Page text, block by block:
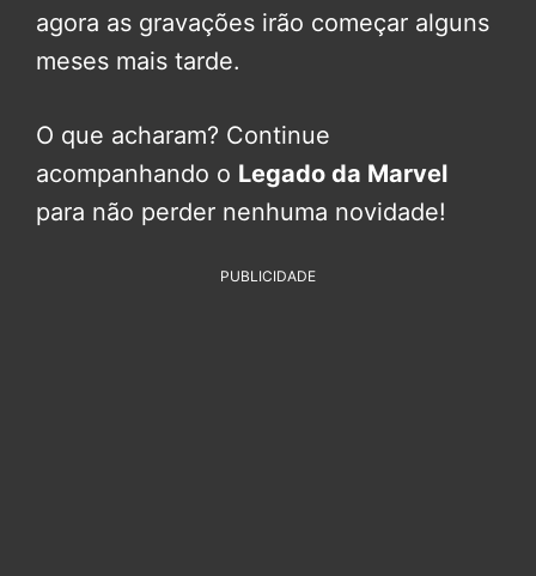
agora as gravações irão começar alguns
meses mais tarde.
O que acharam? Continue
acompanhando o Legado da Marvel
para não perder nenhuma novidade!
PUBLICIDADE